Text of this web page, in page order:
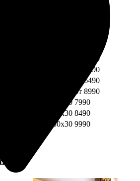
20x30
от 4990
25x25
от 5990
30x30
от 6490
30x45
от 8990
Свадебная 20x20 7990
Свадебная 20x30 8490
Свадебная 30x30 9990